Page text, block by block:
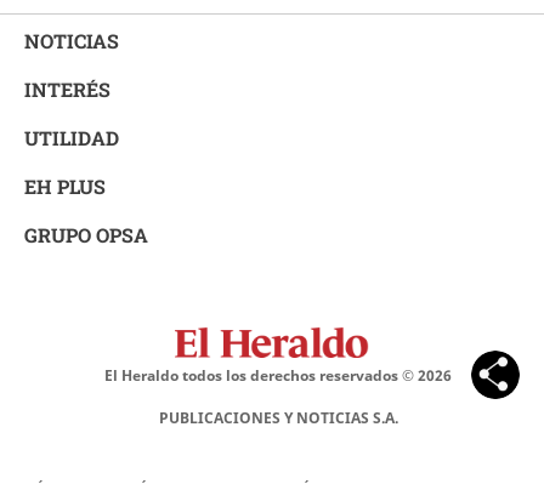
NOTICIAS
INTERÉS
UTILIDAD
EH PLUS
GRUPO OPSA
El Heraldo todos los derechos reservados ©2026
PUBLICACIONES Y NOTICIAS S.A.